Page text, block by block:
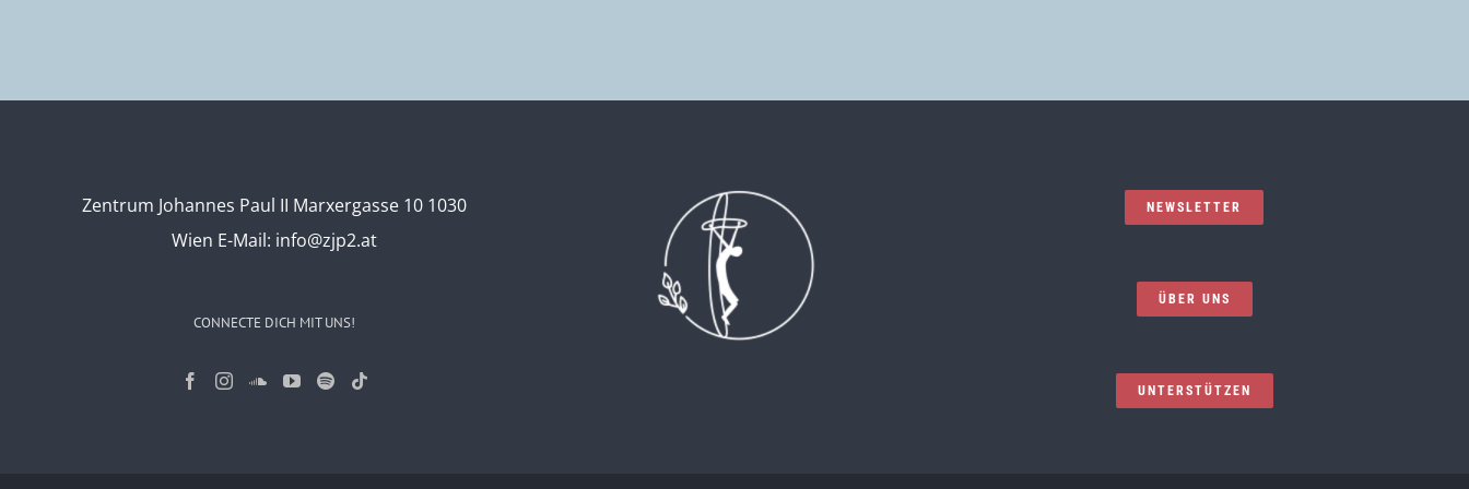
Zentrum Johannes Paul II Marxergasse 10 1030
Wien E-Mail: info@zjp2.at
CONNECTE DICH MIT UNS!
NEWSLETTER
ÜBER UNS
UNTERSTÜTZEN